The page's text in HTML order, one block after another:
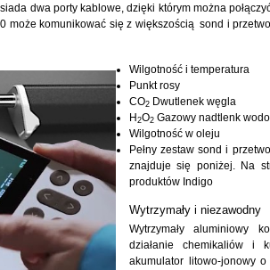
dwa porty kablowe, dzięki którym można
może komunikować się z większością sond i
Wilgotność i temperatura
Punkt rosy
CO2 Dwutlenek węgla
H 2O2 Gazowy nadtlenk
Wilgotność w oleju
Pełny zestaw sond i
znajduje się poniżej. Na
produktów Indigo
Wytrzymały i niezawodny
Wytrzymały aluminiowy
działanie chemikaliów i
akumulator litowo-jonowy